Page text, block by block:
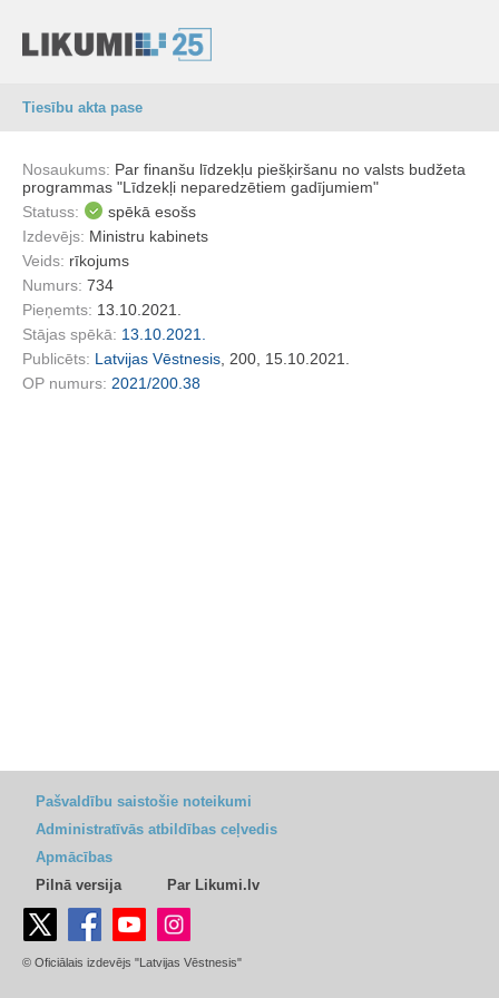
Tiesību akta pase
Nosaukums: Par finanšu līdzekļu piešķiršanu no valsts budžeta
programmas "Līdzekļi neparedzētiem gadījumiem"
Statuss:
spēkā esošs
Izdevējs: Ministru kabinets
Veids: rīkojums
Numurs: 734
Pieņemts: 13.10.2021.
Stājas spēkā: 13.10.2021.
Publicēts: Latvijas Vēstnesis , 200, 15.10.2021.
OP numurs: 2021/200.38
Pašvaldību saistošie noteikumi
Administratīvās atbildības ceļvedis
Apmācības
Pilnā versija
Par Likumi.lv
© Oficiālais izdevējs "Latvijas Vēstnesis"